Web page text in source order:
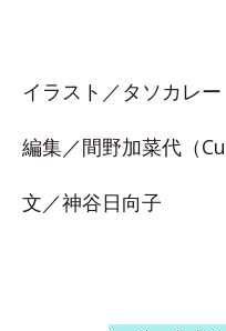
イラスト／タソカレー
編集／間野加菜代（
文／神谷日向子